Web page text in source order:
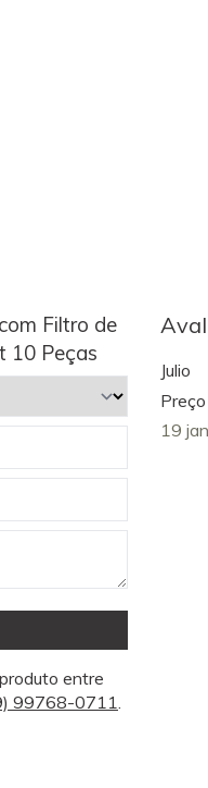
Filtro de
10 Peças
entre
99768-0711.
Julio
19